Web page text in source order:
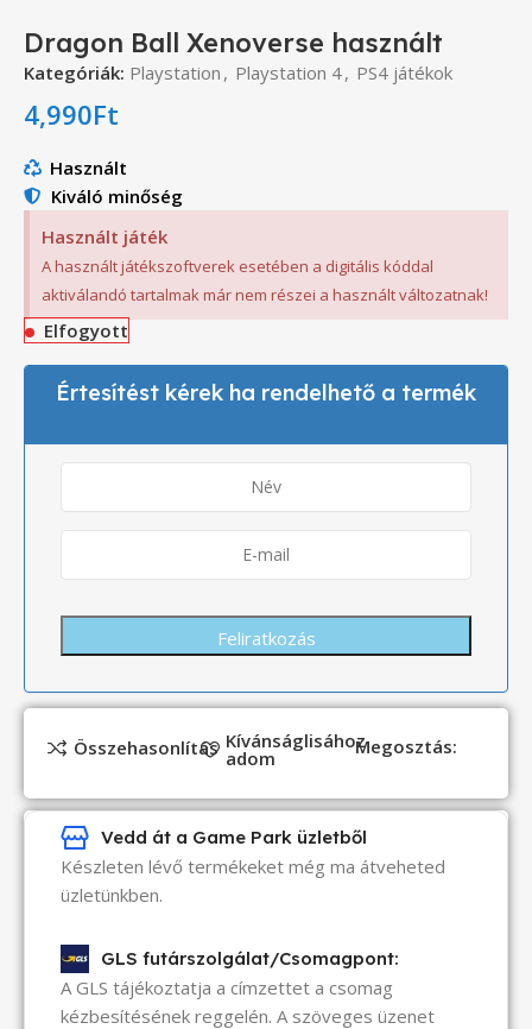
Dragon Ball Xenoverse használt
Kategóriák: Playstation , Playstation 4, PS4 játékok
4,990Ft
Használt
Kiváló minőség
Használt játék
A használt játékszoftverek esetében a digitális kóddal
aktiválandó tartalmak már nem részei a használt változatnak!
Elfogyott
Értesítést kérek ha rendelhető a termék
Összehasonlítás Kívánságlisához
adom Megosztás:
Vedd át a Game Park üzletből
Készleten lévő termékeket még ma átveheted
üzletünkben.
GLS futárszolgálat/Csomagpont:
A GLS tájékoztatja a címzettet a csomag
kézbesítésének reggelén. A szöveges üzenet